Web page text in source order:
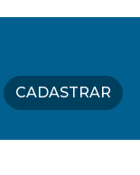
CADASTRAR